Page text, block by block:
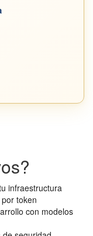
infraestructura
token
con modelos